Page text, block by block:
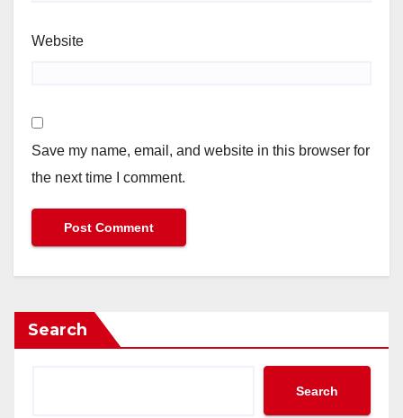
Website
Save my name, email, and website in this browser for
the next time I comment.
Search
Search